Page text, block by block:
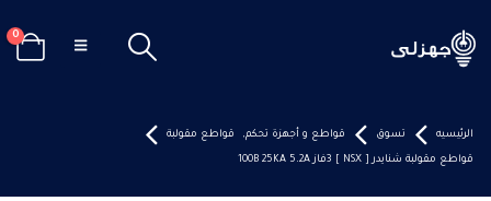
0
الرئيسيه تسوق قواطع و أجهزة تحكم, قواطع مقولبة
قواطع مقولبة شنايدر [ NSX ] 3فاز 100B 25KA 5.2A